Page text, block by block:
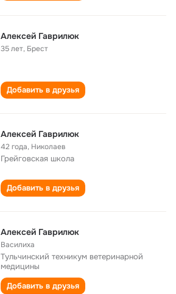
Алексей Гаврилюк
35 лет, Брест
Добавить в друзья
Алексей Гаврилюк
42 года, Николаев
Грейговская школа
Добавить в друзья
Алексей Гаврилюк
Василиха
Тульчинский техникум ветеринарной
медицины
Добавить в друзья